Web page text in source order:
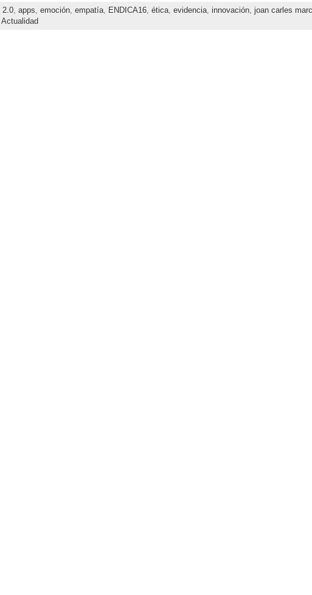
2.0, apps, emoción, empatía, ENDICA16, ética, evidencia, innovación, joan carles
Actualidad